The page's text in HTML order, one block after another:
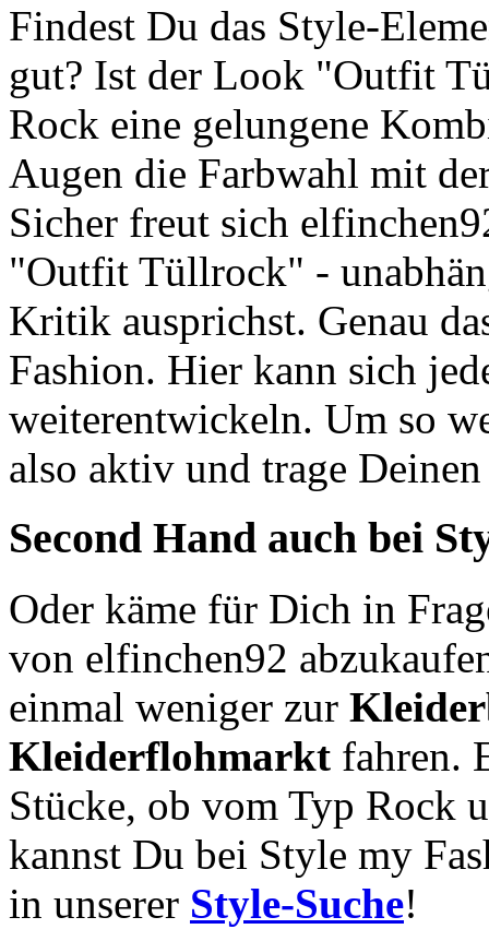
Findest Du das Style-
gut? Ist der Look "Outfit
Rock eine gelungene
Augen die Farbwahl mit
Sicher freut sich
"Outfit Tüllrock" -
Kritik ausprichst. Genau
Fashion. Hier kann sich
weiterentwickeln. Um so
also aktiv und trage
Second Hand auch bei
Oder käme für Dich in
von elfinchen92
einmal weniger zur
Kleiderflohmarkt fahren.
Stücke, ob vom Typ Rock
kannst Du bei Style my
in unserer Style-Suche!